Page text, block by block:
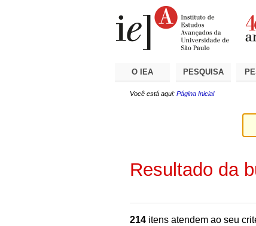
O IEA PESQUISA
Você está aqui: Página Inicial
Resultado da
214 itens atendem ao seu